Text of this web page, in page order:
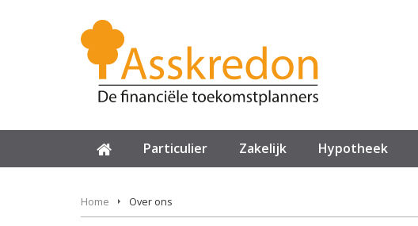
Particulier Zakelijk Hypotheek
Home Over ons